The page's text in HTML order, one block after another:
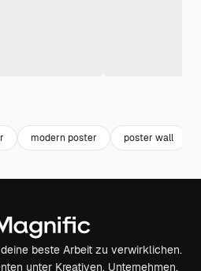
modern poster poster wall
beste Arbeit zu verwirklichen.
unter Kreativen, Unternehmen,